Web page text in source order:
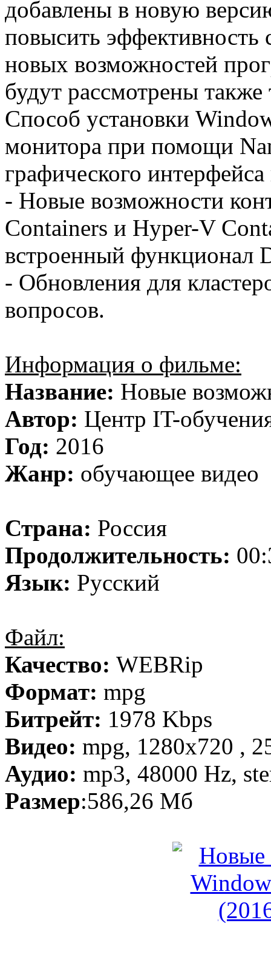
добавлены в новую
повысить
новых возможностей
будут рассмотрены
Способ установки
монитора при помощи
графического
- Новые возможности
Containers и Hyper-V
встроенный функционал
- Обновления для
вопросов.
Информация о фильме:
Название: Новые
Автор: Центр IT-
Год: 2016
Жанр: обучающее видео
Страна: Россия
Продолжительность:
Язык: Русский
Файл:
Качество: WEBRip
Формат: mpg
Битрейт: 1978 Kbps
Видео: mpg, 1280х720 ,
Аудио: mp3, 48000 Hz,
Размер:586,26 Мб